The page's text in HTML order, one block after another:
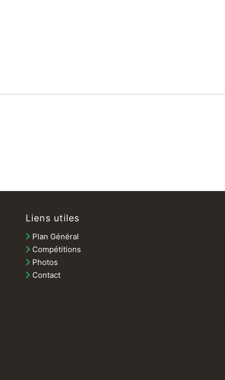
Liens utiles
Plan Général
Compétitions
Photos
Contact